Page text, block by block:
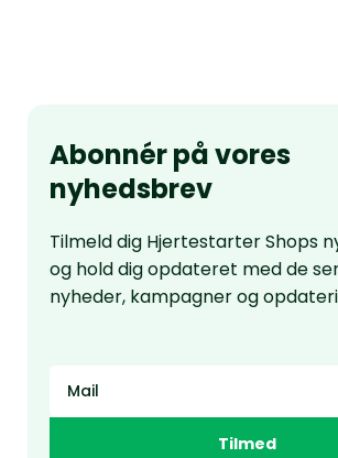
Abonnér på vores
nyhedsbrev
Tilmeld dig Hjertestarter Shops
og hold dig opdateret med de
nyheder, kampagner og
Tilmed